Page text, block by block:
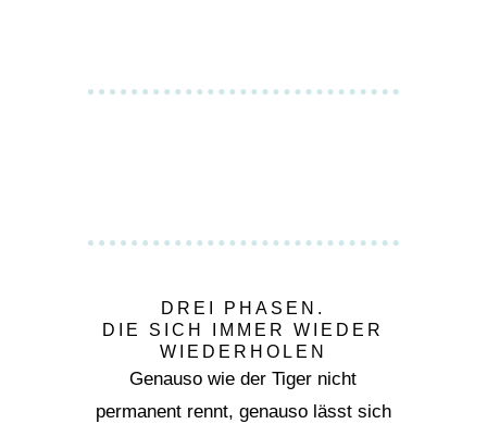
DREI PHASEN.
DIE SICH IMMER WIEDER
WIEDERHOLEN
Genauso wie der Tiger nicht
permanent rennt, genauso lässt sich